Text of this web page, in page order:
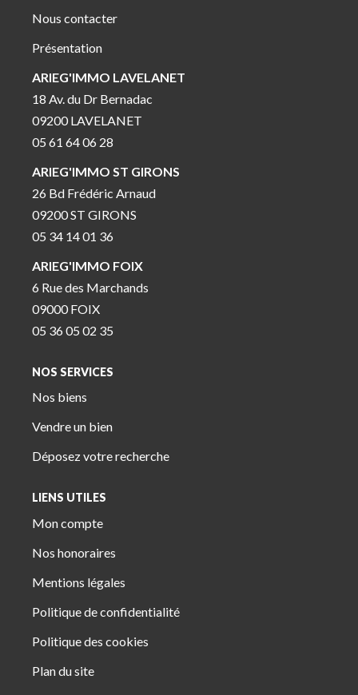
Nous contacter
Présentation
ARIEG'IMMO LAVELANET
18 Av. du Dr Bernadac
09200 LAVELANET
05 61 64 06 28
ARIEG'IMMO ST GIRONS
26 Bd Frédéric Arnaud
09200 ST GIRONS
05 34 14 01 36
ARIEG'IMMO FOIX
6 Rue des Marchands
09000 FOIX
05 36 05 02 35
NOS SERVICES
Nos biens
Vendre un bien
Déposez votre recherche
LIENS UTILES
Mon compte
Nos honoraires
Mentions légales
Politique de confidentialité
Politique des cookies
Plan du site